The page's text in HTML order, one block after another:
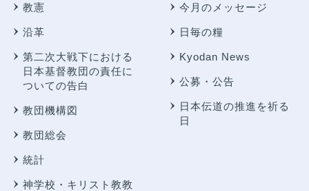
教憲
沿革
第二次大戦下における
日本基督教団の責任に
ついての告白
教団機構図
教団総会
統計
神学校・キリスト教教
今月のメッセージ
日毎の糧
Kyodan News
公募・公告
日本伝道の推進を祈る
日